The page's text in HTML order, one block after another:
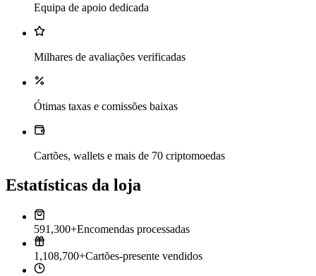
Equipa de apoio dedicada
Milhares de avaliações verificadas
Ótimas taxas e comissões baixas
Cartões, wallets e mais de 70 criptomoedas
Estatísticas da loja
591,300+Encomendas processadas
1,108,700+Cartões-presente vendidos